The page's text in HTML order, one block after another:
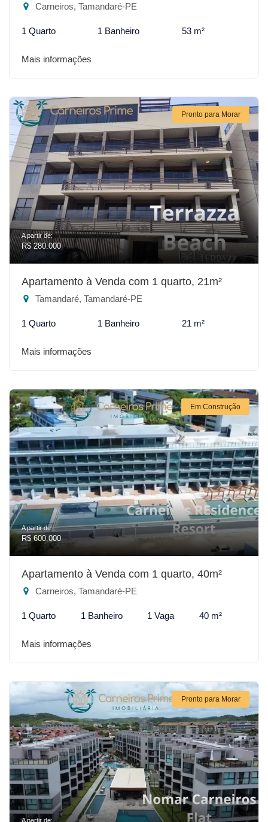
Carneiros, Tamandaré-PE
1 Quarto 1 Banheiro 53 m²
Mais informações
Pronto para Morar
A partir de:
R$ 280.000
Apartamento à Venda com 1 quarto, 21m²
Tamandaré, Tamandaré-PE
1 Quarto 1 Banheiro 21 m²
Mais informações
Em Construção
A partir de:
R$ 600.000
Apartamento à Venda com 1 quarto, 40m²
Carneiros, Tamandaré-PE
1 Quarto 1 Banheiro 1 Vaga 40 m²
Mais informações
Pronto para Morar
A partir de: